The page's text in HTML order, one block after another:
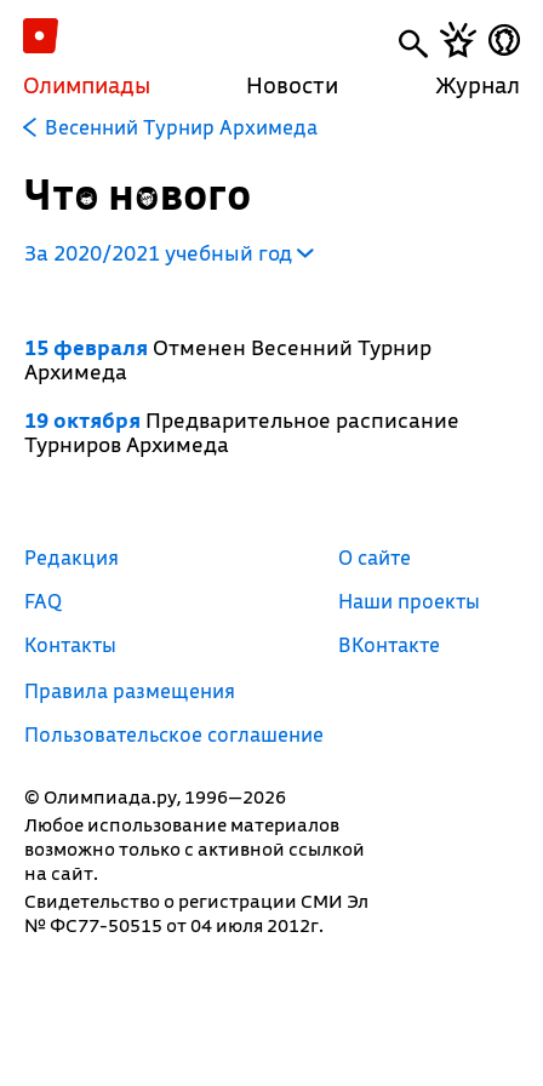
Олимпиады Новости Журнал
Весенний Турнир Архимеда
Что нового
За 2020/2021 учебный год
15 февраля Отменен Весенний Турнир
Архимеда
19 октября Предварительное расписание
Турниров Архимеда
© Олимпиада.ру, 1996—2026
Любое использование материалов
возможно только с активной ссылкой
на сайт.
Свидетельство о регистрации СМИ Эл
№ ФС77-50515 от 04 июля 2012г.
Редакция
FAQ
Контакты
Правила размещения
Пользовательское соглашение
О сайте
Наши проекты
ВКонтакте